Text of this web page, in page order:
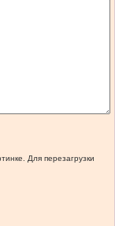
Для перезагрузки